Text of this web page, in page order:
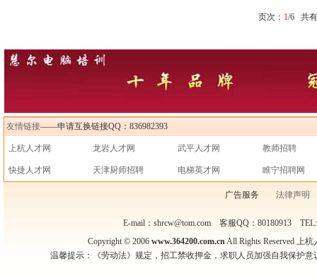
页次： 1/6 共
友情链接——申请互换链接QQ：836982393
上杭人才网 龙岩人才网 武平人才网 教师招聘
快捷人才网 天津厨师招聘 电梯英才网 睢宁招聘网
广告服务 法律声明
E-mail：shrcw@tom.com 客服QQ：80180913
Copyright © 2006 www.364200.com.cnAll Rights Reserved
温馨提示：《劳动法》规定，招工禁收押金，求职人员加强自我保护